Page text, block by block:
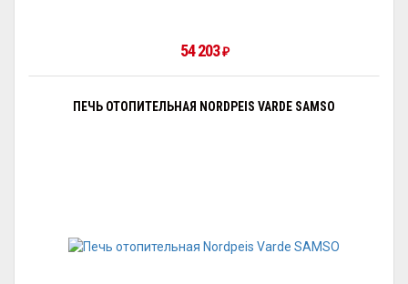
54 203₽
ПЕЧЬ ОТОПИТЕЛЬНАЯ NORDPEIS VARDE SAMSO